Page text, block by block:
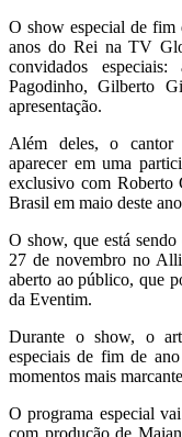
O show especial de fim
anos do Rei na TV
convidados
Pagodinho, Gilberto
apresentação.
Além deles, o cantor
aparecer em uma
exclusivo com Roberto
Brasil em maio deste
O show, que está
27 de novembro no
aberto ao público, que
da Eventim.
Durante o show, o
especiais de fim de
momentos mais
O programa especial
com produção de